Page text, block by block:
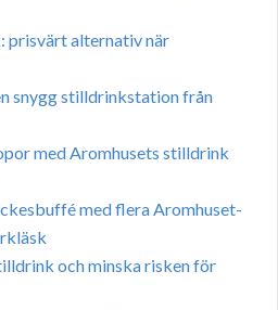
prisvärt alternativ när
snygg stilldrinkstation från
med Aromhusets stilldrink
med flera Aromhuset-
och minska risken för